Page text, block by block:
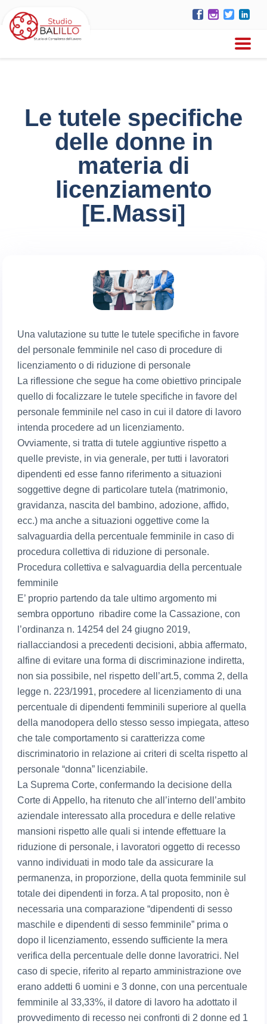
Le tutele specifiche
delle donne in
materia di
licenziamento
[E.Massi]
Una valutazione su tutte le tutele specifiche in favore
del personale femminile nel caso di procedure di
licenziamento o di riduzione di personale
La riflessione che segue ha come obiettivo principale
quello di focalizzare le tutele specifiche in favore del
personale femminile nel caso in cui il datore di lavoro
intenda procedere ad un licenziamento.
Ovviamente, si tratta di tutele aggiuntive rispetto a
quelle previste, in via generale, per tutti i lavoratori
dipendenti ed esse fanno riferimento a situazioni
soggettive degne di particolare tutela (matrimonio,
gravidanza, nascita del bambino, adozione, affido,
ecc.) ma anche a situazioni oggettive come la
salvaguardia della percentuale femminile in caso di
procedura collettiva di riduzione di personale.
Procedura collettiva e salvaguardia della percentuale
femminile
E’ proprio partendo da tale ultimo argomento mi
sembra opportuno ribadire come la Cassazione, con
l’ordinanza n. 14254 del 24 giugno 2019,
riallacciandosi a precedenti decisioni, abbia affermato,
alfine di evitare una forma di discriminazione indiretta,
non sia possibile, nel rispetto dell’art.5, comma 2, della
legge n. 223/1991, procedere al licenziamento di una
percentuale di dipendenti femminili superiore al quella
della manodopera dello stesso sesso impiegata, atteso
che tale comportamento si caratterizza come
discriminatorio in relazione ai criteri di scelta rispetto al
personale “donna” licenziabile.
La Suprema Corte, confermando la decisione della
Corte di Appello, ha ritenuto che all’interno dell’ambito
aziendale interessato alla procedura e delle relative
mansioni rispetto alle quali si intende effettuare la
riduzione di personale, i lavoratori oggetto di recesso
vanno individuati in modo tale da assicurare la
permanenza, in proporzione, della quota femminile sul
totale dei dipendenti in forza. A tal proposito, non è
necessaria una comparazione “dipendenti di sesso
maschile e dipendenti di sesso femminile” prima o
dopo il licenziamento, essendo sufficiente la mera
verifica della percentuale delle donne lavoratrici. Nel
caso di specie, riferito al reparto amministrazione ove
erano addetti 6 uomini e 3 donne, con una percentuale
femminile al 33,33%, il datore di lavoro ha adottato il
provvedimento di recesso nei confronti di 2 donne ed 1